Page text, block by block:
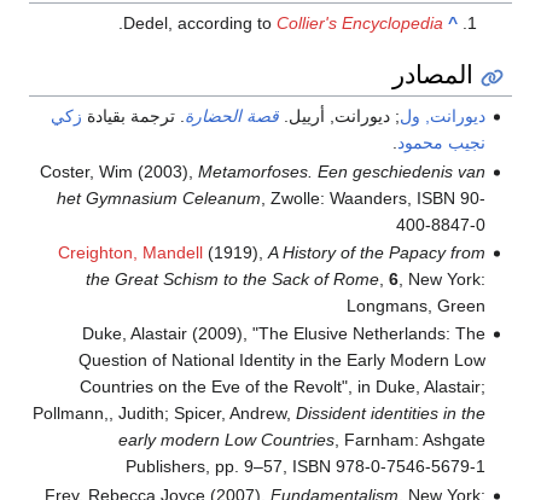
^
Dedel, according toCollier's Encyclopedia
المصادر
ديورانت, ول; ديورانت, أرييل.قصة الحضارة. ترجمة بقيادة زكي
نجيب محمود.
Coster, Wim (2003), Metamorfoses. Een geschiedenis van
het Gymnasium Celeanum , Zwolle: Waanders, ISBN 90-
400-8847-0
Creighton, Mandell(1919), A History of the Papacy from
the Great Schism to the Sack of Rome, 6, New York:
Longmans, Green
Duke, Alastair (2009), "The Elusive Netherlands: The
Question of National Identity in the Early Modern Low
Countries on the Eve of the Revolt", in Duke, Alastair;
Pollmann,, Judith; Spicer, Andrew, Dissident identities in the
early modern Low Countries, Farnham: Ashgate
Publishers, pp. 9–57, ISBN 978-0-7546-5679-1
Frey, Rebecca Joyce (2007), Fundamentalism , New York: